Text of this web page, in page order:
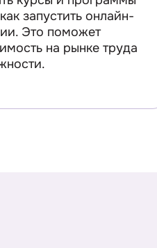
запустить онлайн-
Это поможет
на рынке труда